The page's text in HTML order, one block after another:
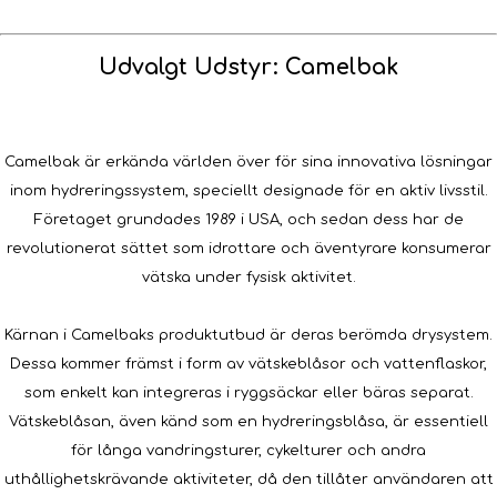
Udvalgt Udstyr: Camelbak
Camelbak är erkända världen över för sina innovativa lösningar
inom hydreringssystem, speciellt designade för en aktiv livsstil.
Företaget grundades 1989 i USA, och sedan dess har de
revolutionerat sättet som idrottare och äventyrare konsumerar
vätska under fysisk aktivitet.
Kärnan i Camelbaks produktutbud är deras berömda drysystem.
Dessa kommer främst i form av vätskeblåsor och vattenflaskor,
som enkelt kan integreras i ryggsäckar eller bäras separat.
Vätskeblåsan, även känd som en hydreringsblåsa, är essentiell
för långa vandringsturer, cykelturer och andra
uthållighetskrävande aktiviteter, då den tillåter användaren att